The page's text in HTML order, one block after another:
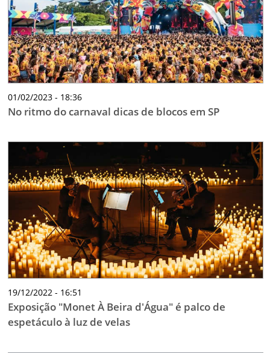
01/02/2023 - 18:36
No ritmo do carnaval dicas de blocos em SP
19/12/2022 - 16:51
Exposição "Monet À Beira d'Água" é palco de
espetáculo à luz de velas